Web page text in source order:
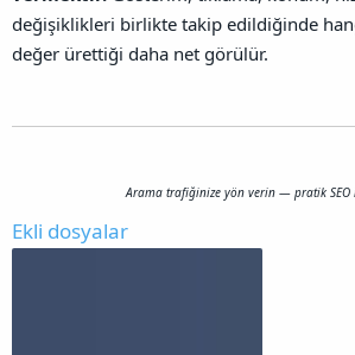
değişiklikleri birlikte takip edildiğinde
değer ürettiği daha net görülür.
Arama trafiğinize yön verin — pratik
Ekli dosyalar